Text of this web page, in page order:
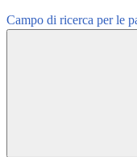
Campo di ricerca per le